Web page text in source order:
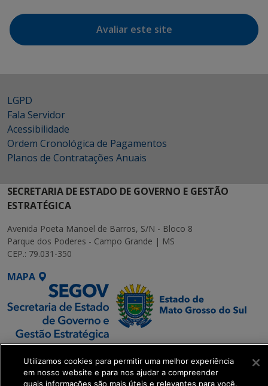
Avaliar este site
LGPD
Fala Servidor
Acessibilidade
Ordem Cronológica de Pagamentos
Planos de Contratações Anuais
SECRETARIA DE ESTADO DE GOVERNO E GESTÃO
ESTRATÉGICA
Avenida Poeta Manoel de Barros, S/N - Bloco 8
Parque dos Poderes - Campo Grande | MS
CEP.: 79.031-350
MAPA
SETDIG | Secretaria-
Executiva de
Utilizamos cookies para permitir uma melhor experiência
em nosso website e para nos ajudar a compreender
quais informações são mais úteis e relevantes para você.